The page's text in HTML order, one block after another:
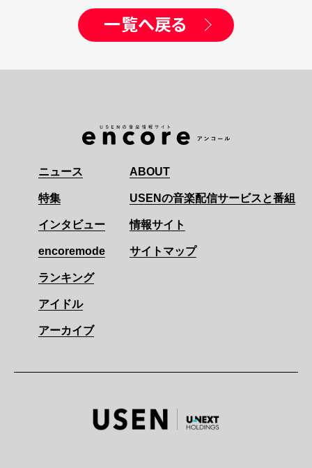
一覧へ戻る
ニュース
特集
インタビュー
encoremode
ランキング
アイドル
アーカイブ
ABOUT
USENの音楽配信サービスと番組
情報サイト
サイトマップ